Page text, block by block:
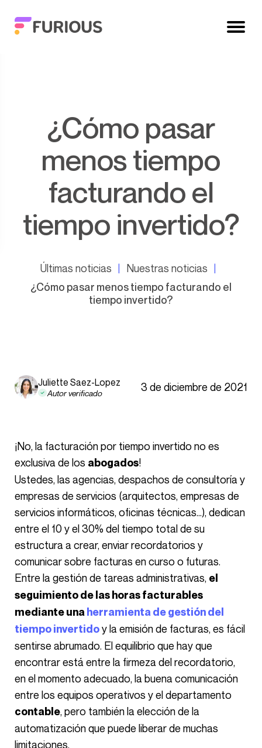
¿Cómo pasar
menos tiempo
facturando el
tiempo invertido?
Últimas noticias
Nuestras noticias
¿Cómo pasar menos tiempo facturando el
tiempo invertido?
Juliette Saez-Lopez
Autor verificado 3 de diciembre de 2021
¡No, la facturación por tiempo invertido no es
exclusiva de los abogados!
Ustedes, las agencias, despachos de consultoría y
empresas de servicios (arquitectos, empresas de
servicios informáticos, oficinas técnicas…), dedican
entre el 10 y el 30% del tiempo total de su
estructura a crear, enviar recordatorios y
comunicar sobre facturas en curso o futuras.
Entre la gestión de tareas administrativas, el
seguimiento de las horas facturables
mediante una herramienta de gestión del
tiempo invertidoy la emisión de facturas, es fácil
sentirse abrumado. El equilibrio que hay que
encontrar está entre la firmeza del recordatorio,
en el momento adecuado, la buena comunicación
entre los equipos operativos y el departamento
contable, pero también la elección de la
automatización que puede liberar de muchas
limitaciones.